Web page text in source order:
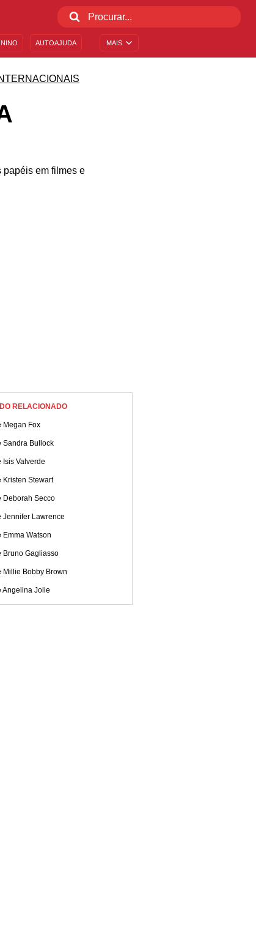
MAIS
AUTOAJUDA
papéis em filmes e
RELACIONADO
Megan Fox
Sandra Bullock
Isis Valverde
Kristen Stewart
Deborah Secco
Jennifer Lawrence
Emma Watson
Bruno Gagliasso
Millie Bobby Brown
Angelina Jolie